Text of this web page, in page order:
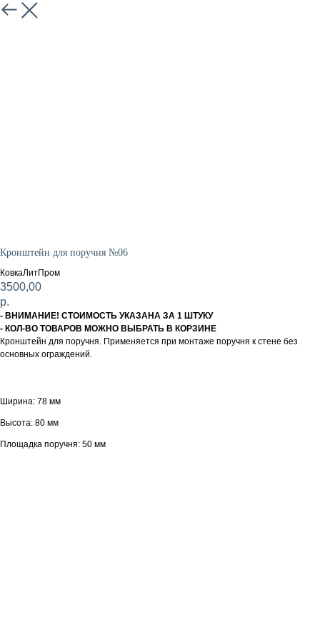
Закрыть
Кронштейн для поручня №06
КовкаЛитПром
3500,00
р.
- ВНИМАНИЕ! СТОИМОСТЬ УКАЗАНА ЗА 1 ШТУКУ
- КОЛ-ВО ТОВАРОВ МОЖНО ВЫБРАТЬ В КОРЗИНЕ
Кронштейн для поручня. Применяется при монтаже поручня к стене без
основных ограждений.
Ширина: 78 мм
Высота: 80 мм
Площадка поручня: 50 мм